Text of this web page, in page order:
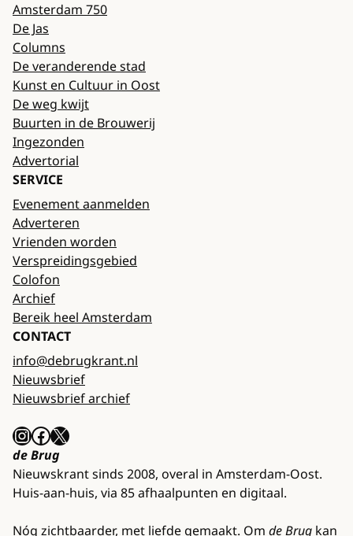
Amsterdam 750
De Jas
Columns
De veranderende stad
Kunst en Cultuur in Oost
De weg kwijt
Buurten in de Brouwerij
Ingezonden
Advertorial
SERVICE
Evenement aanmelden
Adverteren
Vrienden worden
Verspreidingsgebied
Colofon
Archief
Bereik heel Amsterdam
CONTACT
info@debrugkrant.nl
Nieuwsbrief
Nieuwsbrief archief
InstagramFacebook X
de Brug
Nieuwskrant sinds 2008, overal in Amsterdam-Oost.
Huis-aan-huis, via 85 afhaalpunten en digitaal.
Nóg zichtbaarder, met liefde gemaakt. Om de Brug kan